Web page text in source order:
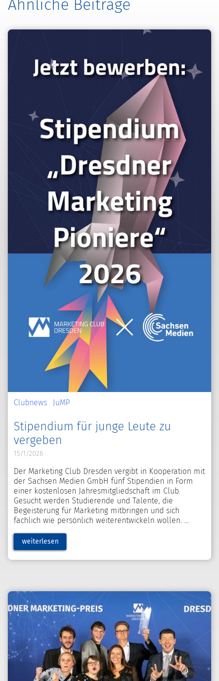
Ähnliche Beiträge
Clubnews JuMP
Stipendium für junge Leute zu
vergeben
15/1/2026
Der Marketing Club Dresden vergibt in Kooperation mit
der Sachsen Medien GmbH fünf Stipendien in Form
einer kostenlosen Jahresmitgliedschaft im Club.
Gesucht werden Studierende und Talente, die
Begeisterung für Marketing mitbringen und sich
fachlich wie persönlich weiterentwickeln wollen.
weiterlesen